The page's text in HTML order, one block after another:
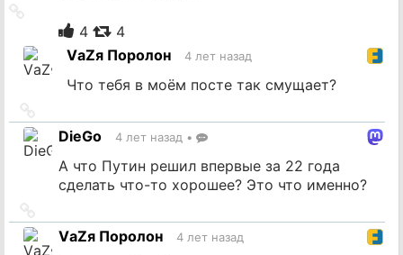
источник
4
4
VаZя Поролон
4 лет назад
Что тебя в моём посте так смущает?
на
источник
DieGo 4 лет назад •
А что Путин решил впервые за 22 года
сделать что-то хорошее? Это что именно?
на
источник
VаZя Поролон 4 лет назад